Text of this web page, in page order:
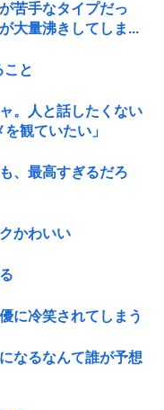
苦手なタイプだっ
大量沸きしてしま...
と
。人と話したくない
観ていたい」
、最高すぎるだろ
かわいい
に冷笑されてしまう
なるなんて誰が予想